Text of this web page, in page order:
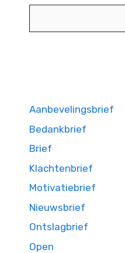
Aanbevelingsbrief
Bedankbrief
Brief
Klachtenbrief
Motivatiebrief
Nieuwsbrief
Ontslagbrief
Open